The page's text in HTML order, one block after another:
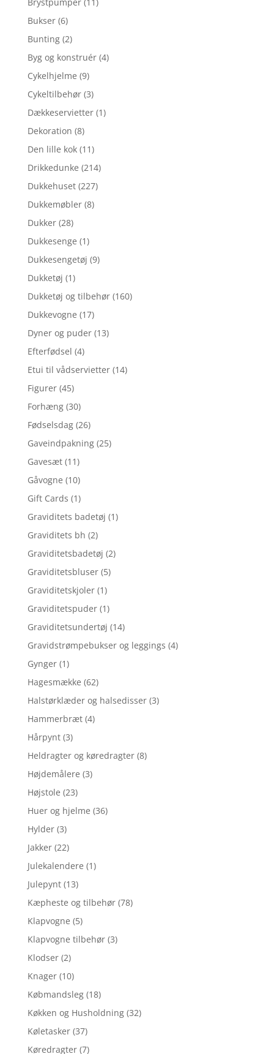
Bukser (6)
Bunting (2)
Byg og konstruér (4)
Cykelhjelme (9)
Cykeltilbehør (3)
Dækkeservietter (1)
Dekoration (8)
Den lille kok (11)
Drikkedunke (214)
Dukkehuset (227)
Dukkemøbler (8)
Dukker (28)
Dukkesenge (1)
Dukkesengetøj (9)
Dukketøj (1)
Dukketøj og tilbehør (160)
Dukkevogne (17)
Dyner og puder (13)
Efterfødsel (4)
Etui til vådservietter (14)
Figurer (45)
Forhæng (30)
Fødselsdag (26)
Gaveindpakning (25)
Gavesæt (11)
Gåvogne (10)
Gift Cards (1)
Graviditets badetøj (1)
Graviditets bh (2)
Graviditetsbadetøj (2)
Graviditetsbluser (5)
Graviditetskjoler (1)
Graviditetspuder (1)
Graviditetsundertøj (14)
Gravidstrømpebukser og leggings (4)
Gynger (1)
Hagesmække (62)
Halstørklæder og halsedisser (3)
Hammerbræt (4)
Hårpynt (3)
Heldragter og køredragter (8)
Højdemålere (3)
Højstole (23)
Huer og hjelme (36)
Hylder (3)
Jakker (22)
Julekalendere (1)
Julepynt (13)
Kæpheste og tilbehør (78)
Klapvogne (5)
Klapvogne tilbehør (3)
Klodser (2)
Knager (10)
Købmandsleg (18)
Køkken og Husholdning (32)
Køletasker (37)
Køredragter (7)